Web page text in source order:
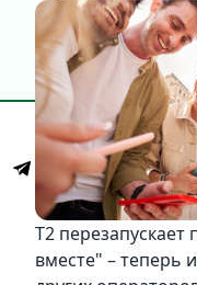
Т2
вместе" – теперь